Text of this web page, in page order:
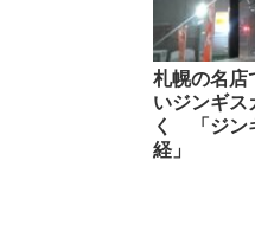
札幌の名店
いジンギス
く 「ジン
経」